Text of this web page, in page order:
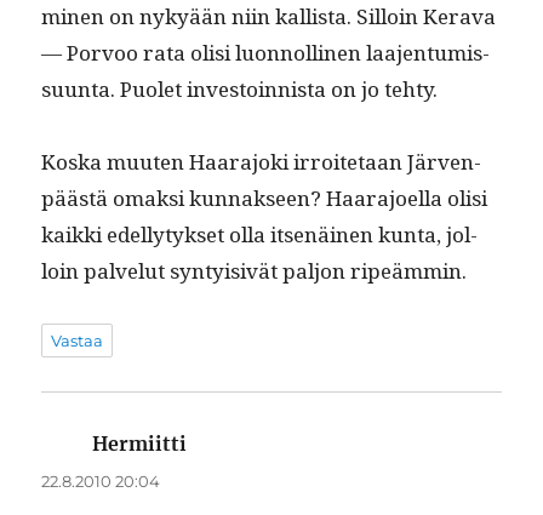
mi­nen on nykyään niin kallista. Sil­loin Ker­a­va
— Por­voo rata olisi luon­nolli­nen laa­jen­tu­mis­
su­un­ta. Puo­let investoin­nista on jo tehty.
Kos­ka muuten Haara­jo­ki irroite­taan Jär­ven­
päästä omak­si kun­nakseen? Haara­joel­la olisi
kaik­ki edel­ly­tyk­set olla itsenäi­nen kun­ta, jol­
loin palve­lut syn­ty­i­sivät paljon ripeämmin.
Vastaa
Hermiitti
22.8.2010 20:04